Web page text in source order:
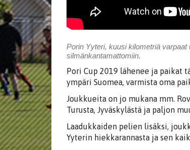
Porin Yyteri, kuusi kilometriä
silmänkantamattomiin.
Pori Cup 2019 lähenee ja paikat
ympäri Suomea, varmista oma
Joukkueita on jo mukana mm.
Turusta, Jyväskylästä ja paljon
Laadukkaiden pelien lisäksi,
Yyterin hiekkarannasta ja sen